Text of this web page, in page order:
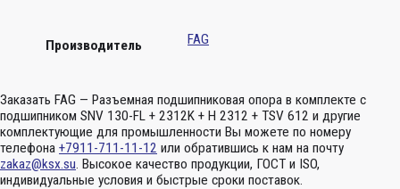
Производитель FAG
Заказать FAG — Разъемная подшипниковая опора в комплекте с
подшипником SNV 130-FL + 2312K + H 2312 + TSV 612 и другие
комплектующие для промышленности Вы можете по номеру
телефона +7911-711-11-12 или обратившись к нам на почту
zakaz@ksx.su. Высокое качество продукции, ГОСТ и ISO,
индивидуальные условия и быстрые сроки поставок.